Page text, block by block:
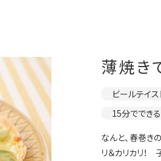
薄焼き
ビールテイス
15分でできる
なんと、春巻き
リ＆カリカリ！